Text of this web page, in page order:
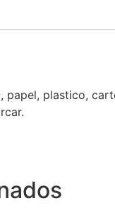
papel, plastico,